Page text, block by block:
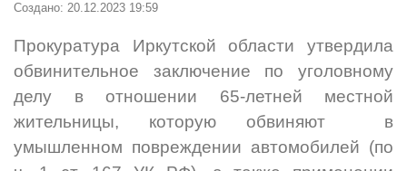
Создано: 20.12.2023 19:59
Прокуратура Иркутской области утвердила
обвинительное заключение по уголовному
делу в отношении 65-летней местной
жительницы, которую обвиняют в
умышленном повреждении автомобилей (по